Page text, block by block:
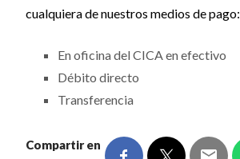
cualquiera de nuestros medios de pago:
En oficina del CICA en efectivo
Débito directo
Transferencia
Compartir en